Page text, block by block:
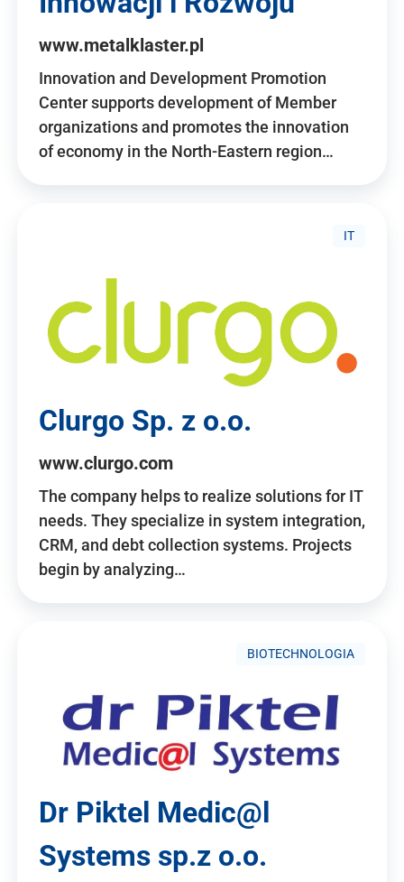
www.metalklaster.pl
Innovation and Development Promotion
Center supports development of Member
organizations and promotes the innovation
of economy in the North-Eastern region…
IT
Clurgo Sp. z o.o.
www.clurgo.com
The company helps to realize solutions for IT
needs. They specialize in system integration,
CRM, and debt collection systems. Projects
begin by analyzing…
BIOTECHNOLOGIA
Dr Piktel Medic@l
Systems sp.z o.o.